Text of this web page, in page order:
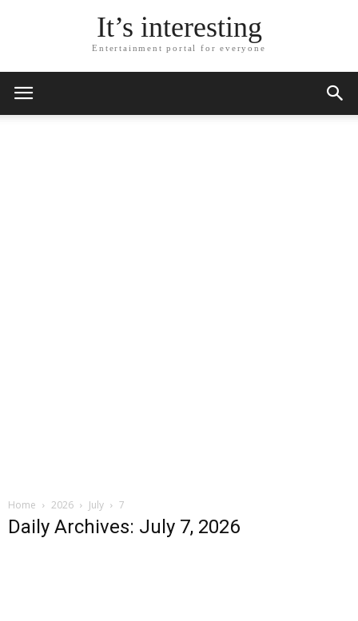
It’s interesting
Entertainment portal for everyone
Home 2026 July 7
Daily Archives: July 7, 2026